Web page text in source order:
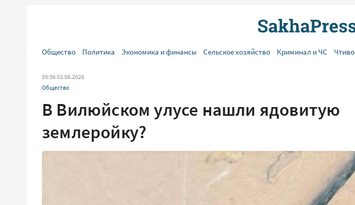
Общество Политика Экономика и финансы Сельское хозяйство Криминал и ЧС Чтиво
09:36 03.06.2026
Общество
В Вилюйском улусе нашли ядовитую
землеройку?